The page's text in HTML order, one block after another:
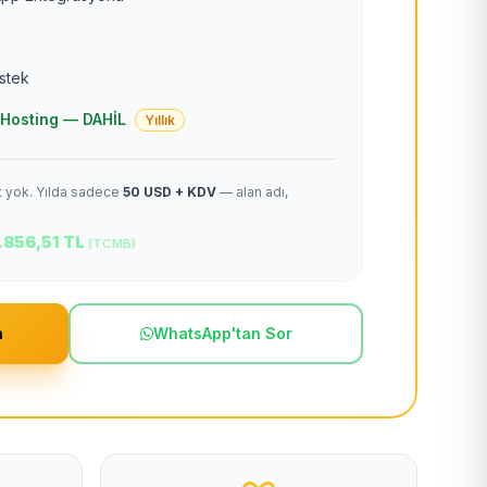
— DAHİL Yıllık
Yılda sadece 50 USD + KDV — alan adı,
TL (TCMB)
WhatsApp'tan Sor